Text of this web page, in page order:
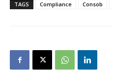
TAGS Compliance Consob